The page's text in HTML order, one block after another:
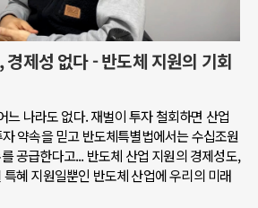
제성 없다 - 반도체 지원의 기회
느 나라도 없다. 재벌이 투자 철회하면 산업
약속을 믿고 반도체특별법에서는 수십조원
공급한다고... 반도체 산업 지원의 경제성도,
혜 지원일뿐인 반도체 산업에 우리의 미래